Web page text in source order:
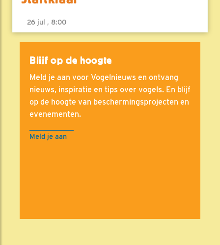
26 jul , 8:00
Blijf op de hoogte
Meld je aan voor Vogelnieuws en ontvang
nieuws, inspiratie en tips over vogels. En blijf
op de hoogte van beschermingsprojecten en
evenementen.
Meld je aan